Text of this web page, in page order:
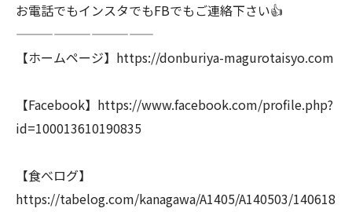
お電話でもインスタでもFBでもご連絡下さい👍
———————————
【ホームページ】https://donburiya-magurotaisyo.com
【Facebook】https://www.facebook.com/profile.php?
id=100013610190835
【食べログ】
https://tabelog.com/kanagawa/A1405/A140503/140618